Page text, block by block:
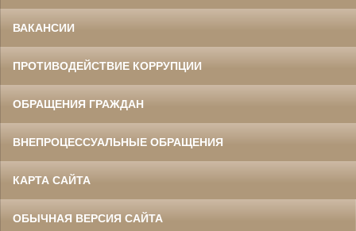
ВАКАНСИИ
ПРОТИВОДЕЙСТВИЕ КОРРУПЦИИ
ОБРАЩЕНИЯ ГРАЖДАН
ВНЕПРОЦЕССУАЛЬНЫЕ ОБРАЩЕНИЯ
КАРТА САЙТА
ОБЫЧНАЯ ВЕРСИЯ САЙТА